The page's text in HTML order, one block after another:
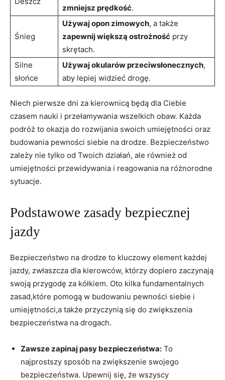
zmniejsz prędkość.
Śnieg
Używaj opon zimowych, a także
zapewnij większą ostrożność przy
skrętach.
Silne
słońce
Używaj okularów przeciwsłonecznych,
aby ⁣lepiej widzieć drogę.
Niech⁤ pierwsze dni⁤ za⁢ kierownicą będą dla Ciebie
czasem nauki i przełamywania wszelkich obaw. Każda
podróż to okazja do rozwijania swoich umiejętności oraz
budowania⁤ pewności siebie na drodze. Bezpieczeństwo
zależy nie tylko od⁣ Twoich działań, ale ⁣również od
umiejętności przewidywania i reagowania na różnorodne
sytuacje.
Podstawowe zasady bezpiecznej
jazdy
Bezpieczeństwo na drodze to kluczowy element każdej
jazdy, ‍zwłaszcza dla⁤ kierowców,⁣ którzy dopiero zaczynają
‌swoją ⁢przygodę za ⁢kółkiem. Oto kilka ⁢fundamentalnych
zasad,które pomogą w budowaniu pewności​ siebie⁢ i⁤
umiejętności,a‌ także przyczynią się​ do zwiększenia
bezpieczeństwa na drogach.
Zawsze zapinaj pasy bezpieczeństwa: To
najprostszy sposób na⁣ zwiększenie swojego
bezpieczeństwa. Upewnij się, że wszyscy